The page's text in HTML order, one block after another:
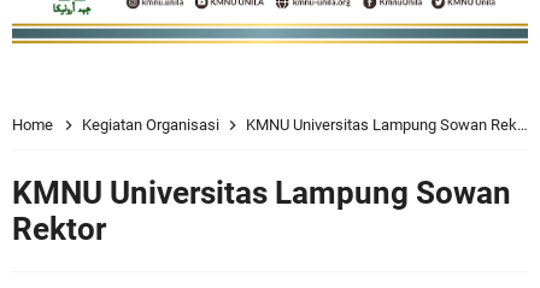
Home Kegiatan Organisasi KMNU Universitas Lampung Sowan Rektor
KMNU Universitas Lampung Sowan
Rektor